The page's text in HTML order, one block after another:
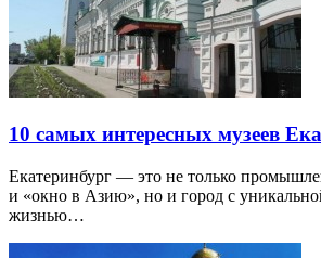
10 самых интересных музеев
Екатеринбург — это не только
и «окно в Азию», но и город с
жизнью…